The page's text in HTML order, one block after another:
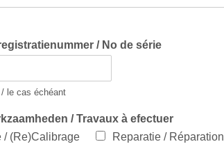
/ No de série
/ le cas échéant
/ Travaux à efectuer
/ (Re)Calibrage
Reparatie / Réparation